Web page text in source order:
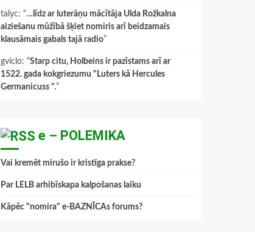
talyc: “…līdz ar luterāņu mācītāja Ulda Rožkalna
aiziešanu mūžībā šķiet nomiris arī beidzamais
klausāmais gabals tajā radio”
gviclo: “Starp citu, Holbeins ir pazīstams arī ar
1522. gada kokgriezumu "Luters kā Hercules
Germanicuss ".”
e – POLEMIKA
Vai kremēt mirušo ir kristīga prakse?
Par LELB arhibīskapa kalpošanas laiku
Kāpēc "nomira" e-BAZNĪCAs forums?